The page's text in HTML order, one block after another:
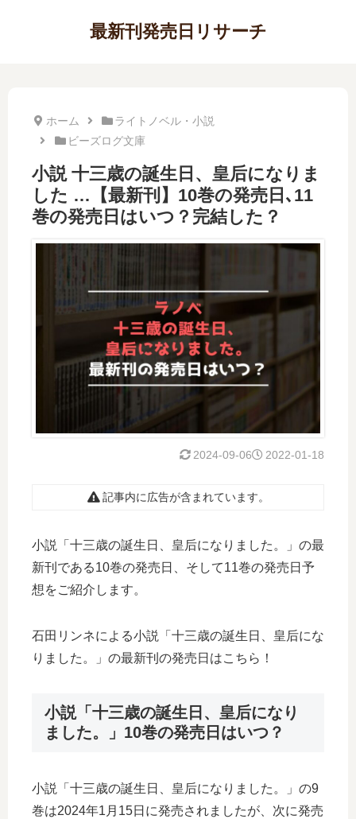
最新刊発売日リサーチ
ホーム
ライトノベル・小説
ビーズログ文庫
小説 十三歳の誕生日、皇后になりま
した …【最新刊】10巻の発売日､11
巻の発売日はいつ？完結した？
2022-01-18
2024-09-06
記事内に広告が含まれています。
小説「十三歳の誕生日、皇后になりました。」の最
新刊である10巻の発売日、そして11巻の発売日予
想をご紹介します。
石田リンネによる小説「十三歳の誕生日、皇后にな
りました。」の最新刊の発売日はこちら！
小説「十三歳の誕生日、皇后になり
ました。」10巻の発売日はいつ？
小説「十三歳の誕生日、皇后になりました。」の9
巻は2024年1月15日に発売されましたが、次に発売